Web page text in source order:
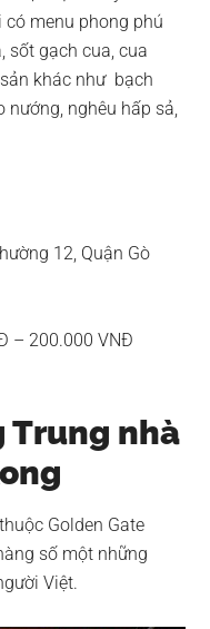
menu phong phú
sốt gạch cua, cua
khác như bạch
nướng, nghêu hấp sả,
12, Quận Gò
– 200.000 VNĐ
Trung nhà
Golden Gate
số một những
Việt.